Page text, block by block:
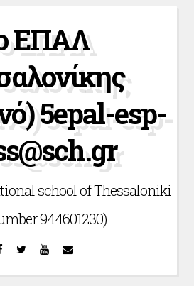
ΕΠΑΛ
5epal-esp-
school of Thessaloniki
944601230)
Facebook
Twitter YouTube